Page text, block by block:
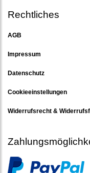
Rechtliches
AGB
Impressum
Datenschutz
Cookieeinstellungen
Widerrufsrecht &